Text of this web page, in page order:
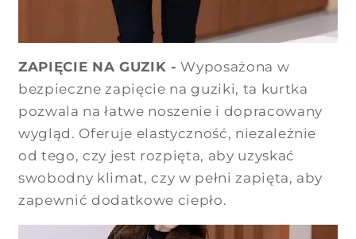
ZAPIĘCIE NA GUZIK - Wyposażona w
bezpieczne zapięcie na guziki, ta kurtka
pozwala na łatwe noszenie i dopracowany
wygląd. Oferuje elastyczność, niezależnie
od tego, czy jest rozpięta, aby uzyskać
swobodny klimat, czy w pełni zapięta, aby
zapewnić dodatkowe ciepło.